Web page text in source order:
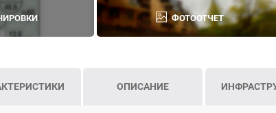
ФОТООТЧЕТ
ОПИСАНИЕ